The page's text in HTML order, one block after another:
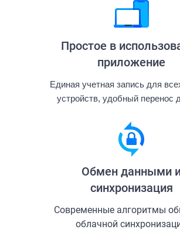
Простое в
приложение
Единая учетная запись для
устройств, удобный перенос
Обмен данными
синхронизация
Современные алгоритмы
облачной